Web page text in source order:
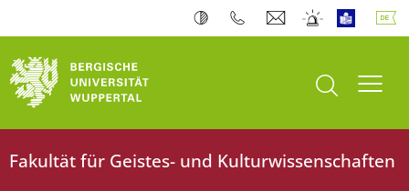
Suche öffnen
Fakultät für Geistes- und Kulturwissenschaften